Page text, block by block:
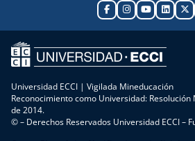
en la
Universidad.
Paso 1.
Realiza tu
inscripción
[…]
poca o
ninguna
exposición
a data,
automatización
o estrategia
avanzada.
Universidad ECCI | Vigilada Mineducación
Reconocimiento como Universidad:
de 2014.
© – Derechos Reservados Universidad ECCI –